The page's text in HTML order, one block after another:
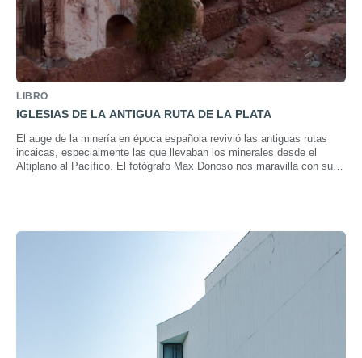
LIBRO
IGLESIAS DE LA ANTIGUA RUTA DE LA PLATA
El auge de la minería en época española revivió las antiguas rutas
incaicas, especialmente las que llevaban los minerales desde el
Altiplano al Pacífico. El fotógrafo Max Donoso nos maravilla con su